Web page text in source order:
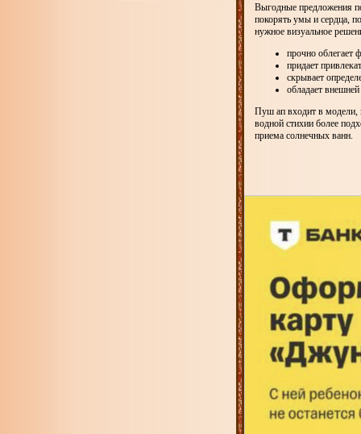
Выгодные предложения
покорять умы и сердца,
нужное визуальное
прочно облегает
придает
скрывает
обладает
Пуш ап входит в модели,
водной стихии более
приема солнечных ванн.